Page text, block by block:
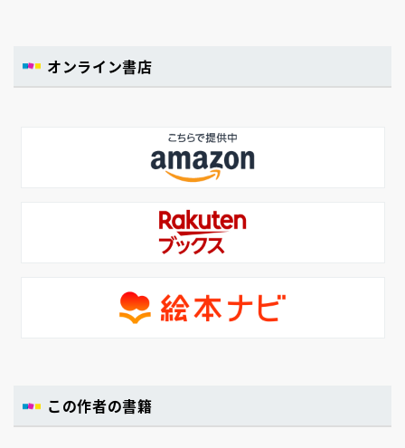
オンライン書店
この作者の書籍